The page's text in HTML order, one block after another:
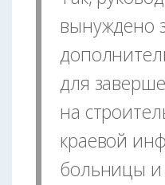
вынуждено
для
на
краевой
больницы